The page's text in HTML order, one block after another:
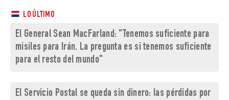
LO ÚLTIMO
El General Sean MacFarland: "Tenemos suficiente para
misiles para Irán. La pregunta es si tenemos suficiente
para el resto del mundo"
El Servicio Postal se queda sin dinero: las pérdidas por